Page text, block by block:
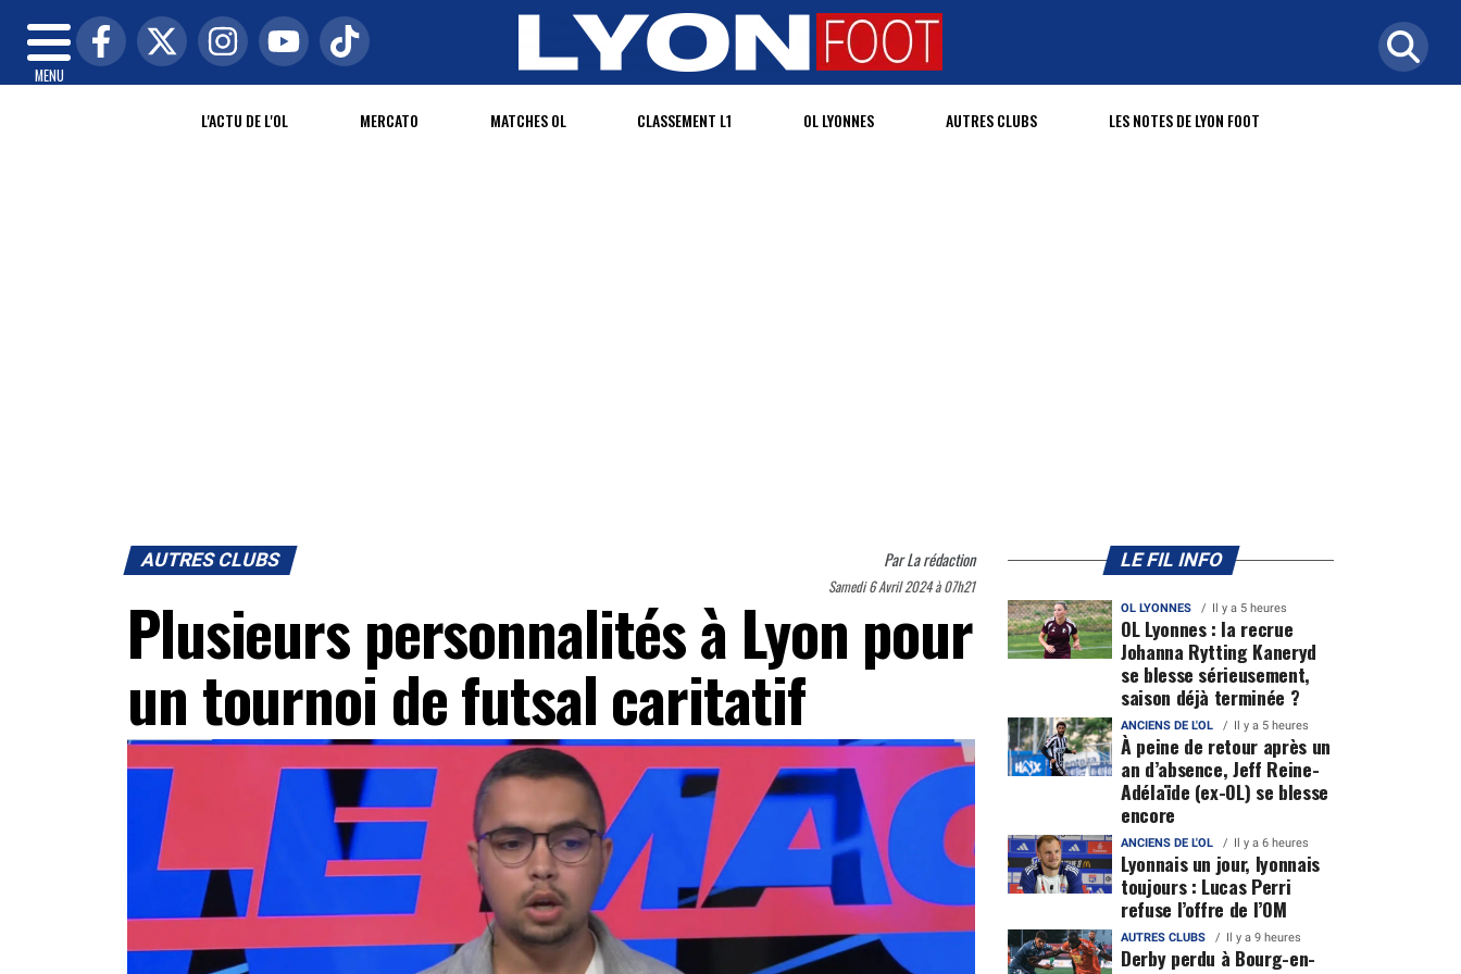
MENU
L'ACTU DE L'OL MERCATO MATCHES OL CLASSEMENT L1 OL LYONNES AUTRES CLUBS LES NOTES DE LYON FOOT
AUTRES CLUBS ParLa rédaction
Samedi 6 Avril 2024 à 07h21
Plusieurs personnalités à Lyon pour
un tournoi de futsal caritatif
LE FIL INFO
OL LYONNES Il y a 5 heures
OL Lyonnes : la recrue
Johanna Rytting Kaneryd
se blesse sérieusement,
saison déjà terminée ?
ANCIENS DE L'OL Il y a 5 heures
À peine de retour après un
an d’absence, Jeff Reine-
Adélaïde (ex-OL) se blesse
encore
ANCIENS DE L'OL Il y a 6 heures
Lyonnais un jour, lyonnais
toujours : Lucas Perri
refuse l’offre de l’OM
AUTRES CLUBS Il y a 9 heures
Derby perdu à Bourg-en-